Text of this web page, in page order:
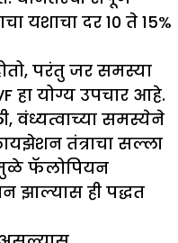
यशाचा दर 10 ते 15%
परंतु जर समस्या
हा योग्य उपचार आहे.
वंध्यत्वाच्या समस्येने
तंत्राचा सल्ला
फॅलोपियन
झाल्यास ही पद्धत